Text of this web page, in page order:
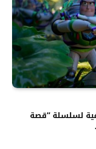
لسلسلة “قصة